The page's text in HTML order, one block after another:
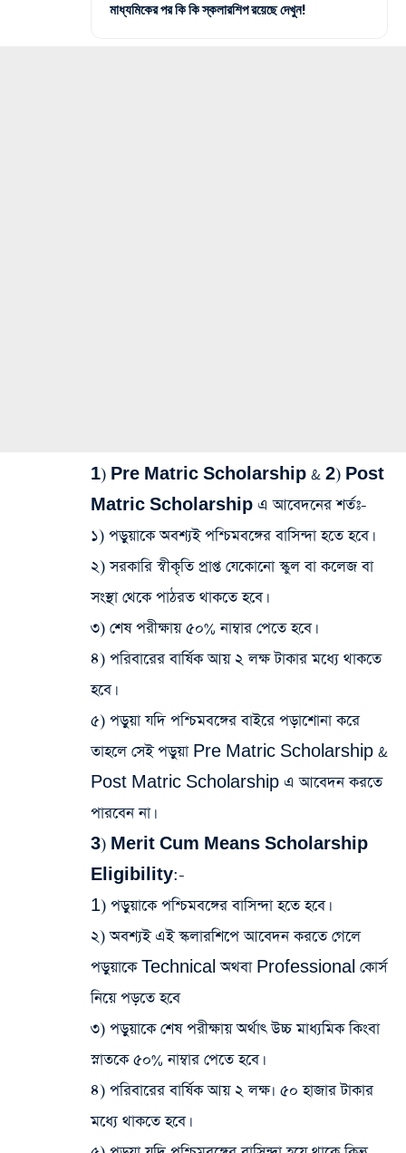
মাধ্যমিকের পর কি কি স্কলারশিপ রয়েছে দেখুন!
1) Pre Matric Scholarship & 2) Post
Matric Scholarship এ আবেদনের শর্তঃ-
১) পড়ুয়াকে অবশ্যই পশ্চিমবঙ্গের বাসিন্দা হতে হবে।
২) সরকারি স্বীকৃতি প্রাপ্ত যেকোনো স্কুল বা কলেজ বা
সংস্থা থেকে পাঠরত থাকতে হবে।
৩) শেষ পরীক্ষায় ৫০% নাম্বার পেতে হবে।
৪) পরিবারের বার্ষিক আয় ২ লক্ষ টাকার মধ্যে থাকতে
হবে।
৫) পড়ুয়া যদি পশ্চিমবঙ্গের বাইরে পড়াশোনা করে
তাহলে সেই পড়ুয়া Pre Matric Scholarship &
Post Matric Scholarship এ আবেদন করতে
পারবেন না।
3) Merit Cum Means Scholarship
Eligibility:-
1) পড়ুয়াকে পশ্চিমবঙ্গের বাসিন্দা হতে হবে।
২) অবশ্যই এই স্কলারশিপে আবেদন করতে গেলে
পড়ুয়াকে Technical অথবা Professional কোর্স
নিয়ে পড়তে হবে
৩) পড়ুয়াকে শেষ পরীক্ষায় অর্থাৎ উচ্চ মাধ্যমিক কিংবা
স্নাতকে ৫০% নাম্বার পেতে হবে।
৪) পরিবারের বার্ষিক আয় ২ লক্ষ৷ ৫০ হাজার টাকার
মধ্যে থাকতে হবে।